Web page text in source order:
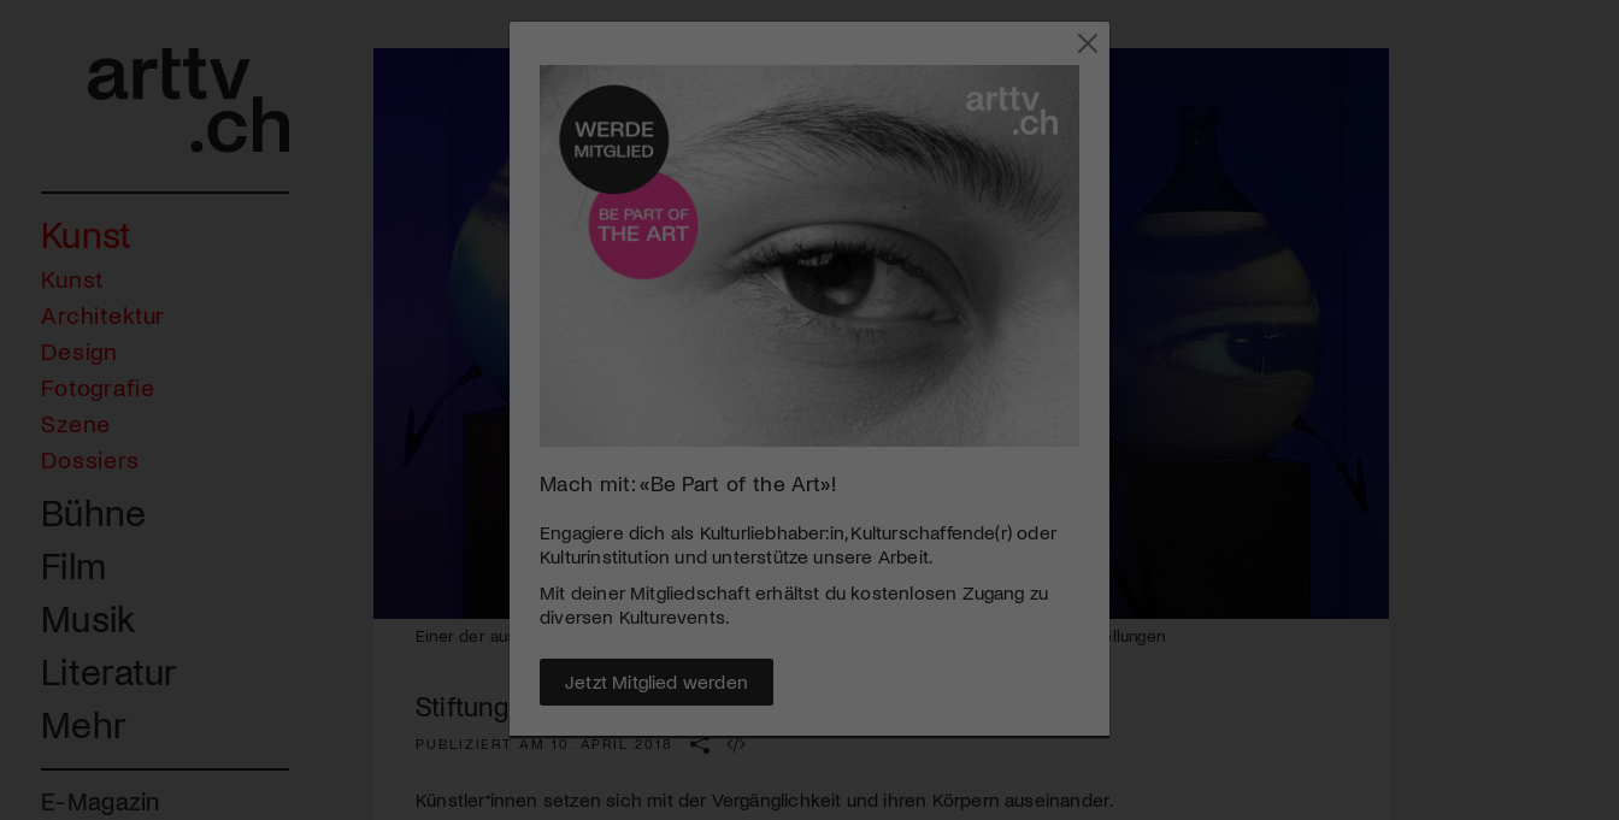
Kunst
Kunst
Architektur
Design
Fotografie
Szene
Dossiers
Bühne
Film
Musik
Literatur
Mehr
E-Magazin
seconds
minutes,
secondsVolume
Einer der ausstellenden Künstler*innen: Frantiček Klossner, Video einer seiner letzten Ausstellungen
Stiftung Binz39 Zürich | fields of disappearance
PUBLIZIERT AM 10. APRIL 2018
Künstler*innen setzen sich mit der Vergänglichkeit und ihren Körpern auseinander.
Mach mit: «Be Part of the Art»!
Engagiere dich als Kulturliebhaber:in, Kulturschaffende(r) oder
Kulturinstitution und unterstütze unsere Arbeit.
Mit deiner Mitgliedschaft erhältst du kostenlosen Zugang zu
diversen Kulturevents.
Jetzt Mitglied werden